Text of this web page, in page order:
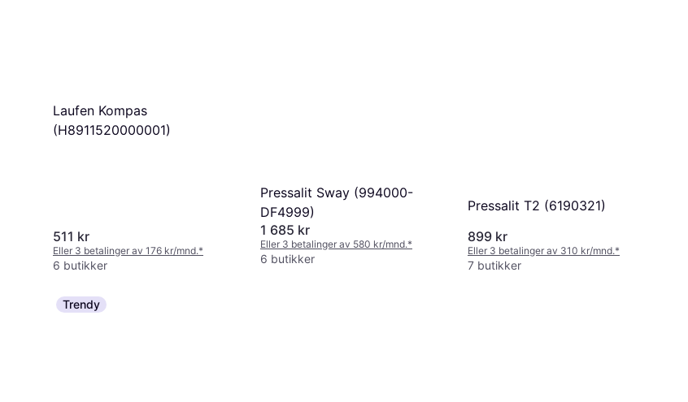
Laufen Kompas
(H8911520000001)
511 kr
Eller 3 betalinger av 176 kr/mnd.*
6 butikker
Pressalit Sway (994000-
DF4999)
1 685 kr
Eller 3 betalinger av 580 kr/mnd.*
6 butikker
Pressalit T2 (6190321)
899 kr
Eller 3 betalinger av 310 kr/mnd.*
7 butikker
Trendy